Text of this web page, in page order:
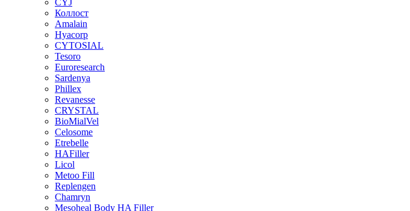
CYJ
Коллост
Amalain
Hyacorp
CYTOSIAL
Tesoro
Euroresearch
Sardenya
Phillex
Revanesse
CRYSTAL
BioMialVel
Celosome
Etrebelle
HAFiller
Licol
Metoo Fill
Replengen
Chamryn
Mesoheal Body HA Filler